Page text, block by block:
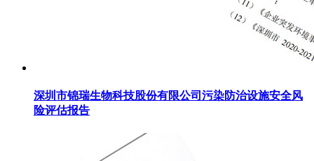
深圳市锦瑞生物科技股份有限公司污染防治设施安全风
险评估报告